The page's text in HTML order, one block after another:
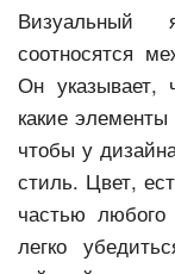
Визуальный
соотносятся
Он указывает,
какие
чтобы у
стиль. Цвет,
частью
легко